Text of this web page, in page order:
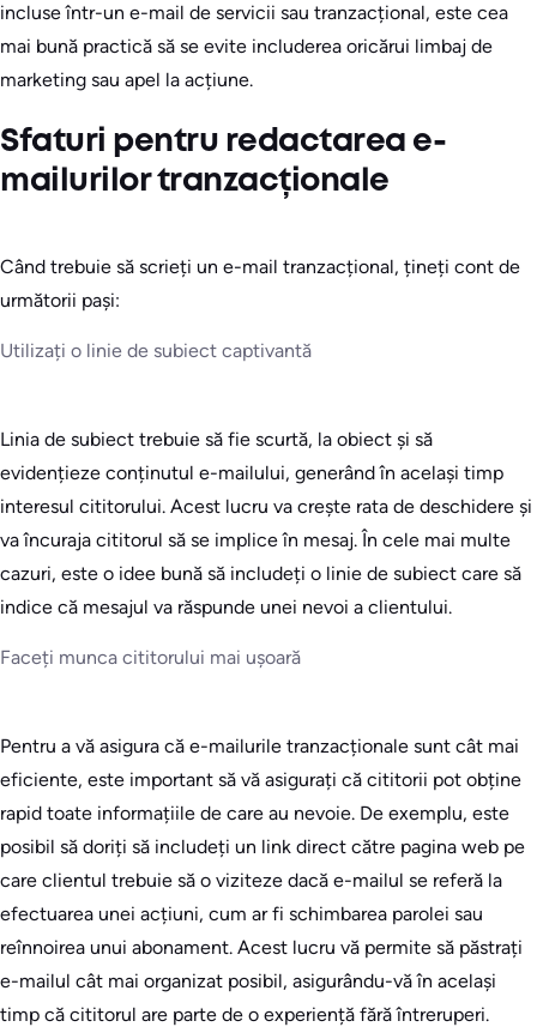
incluse într-un e-mail de servicii sau tranzacțional, este cea
mai bună practică să se evite includerea oricărui limbaj de
marketing sau apel la acțiune.
Sfaturi pentru redactarea e-
mailurilor tranzacționale
Când trebuie să scrieți un e-mail tranzacțional, țineți cont de
următorii pași:
Utilizați o linie de subiect captivantă
Linia de subiect trebuie să fie scurtă, la obiect și să
evidențieze conținutul e-mailului, generând în același timp
interesul cititorului. Acest lucru va crește rata de deschidere și
va încuraja cititorul să se implice în mesaj. În cele mai multe
cazuri, este o idee bună să includeți o linie de subiect care să
indice că mesajul va răspunde unei nevoi a clientului.
Faceți munca cititorului mai ușoară
Pentru a vă asigura că e-mailurile tranzacționale sunt cât mai
eficiente, este important să vă asigurați că cititorii pot obține
rapid toate informațiile de care au nevoie. De exemplu, este
posibil să doriți să includeți un link direct către pagina web pe
care clientul trebuie să o viziteze dacă e-mailul se referă la
efectuarea unei acțiuni, cum ar fi schimbarea parolei sau
reînnoirea unui abonament. Acest lucru vă permite să păstrați
e-mailul cât mai organizat posibil, asigurându-vă în același
timp că cititorul are parte de o experiență fără întreruperi.